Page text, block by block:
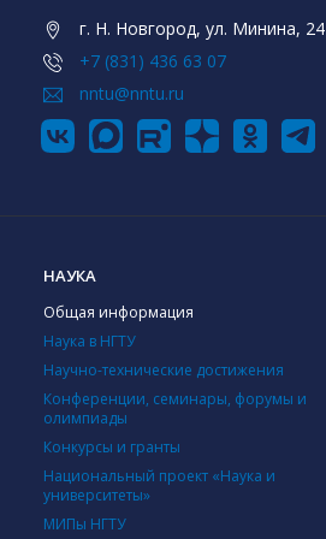
г. Н. Новгород, ул. Минина, 24
+7 (831) 436 63 07
nntu@nntu.ru
НАУКА
Общая информация
Наука в НГТУ
Научно-технические достижения
Конференции, семинары, форумы и
олимпиады
Конкурсы и гранты
Национальный проект «Наука и
университеты»
МИПы НГТУ